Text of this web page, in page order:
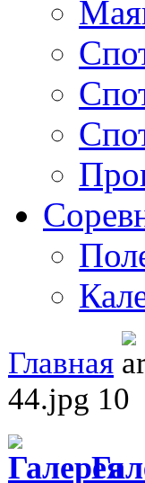
Главная
44.jpg 10